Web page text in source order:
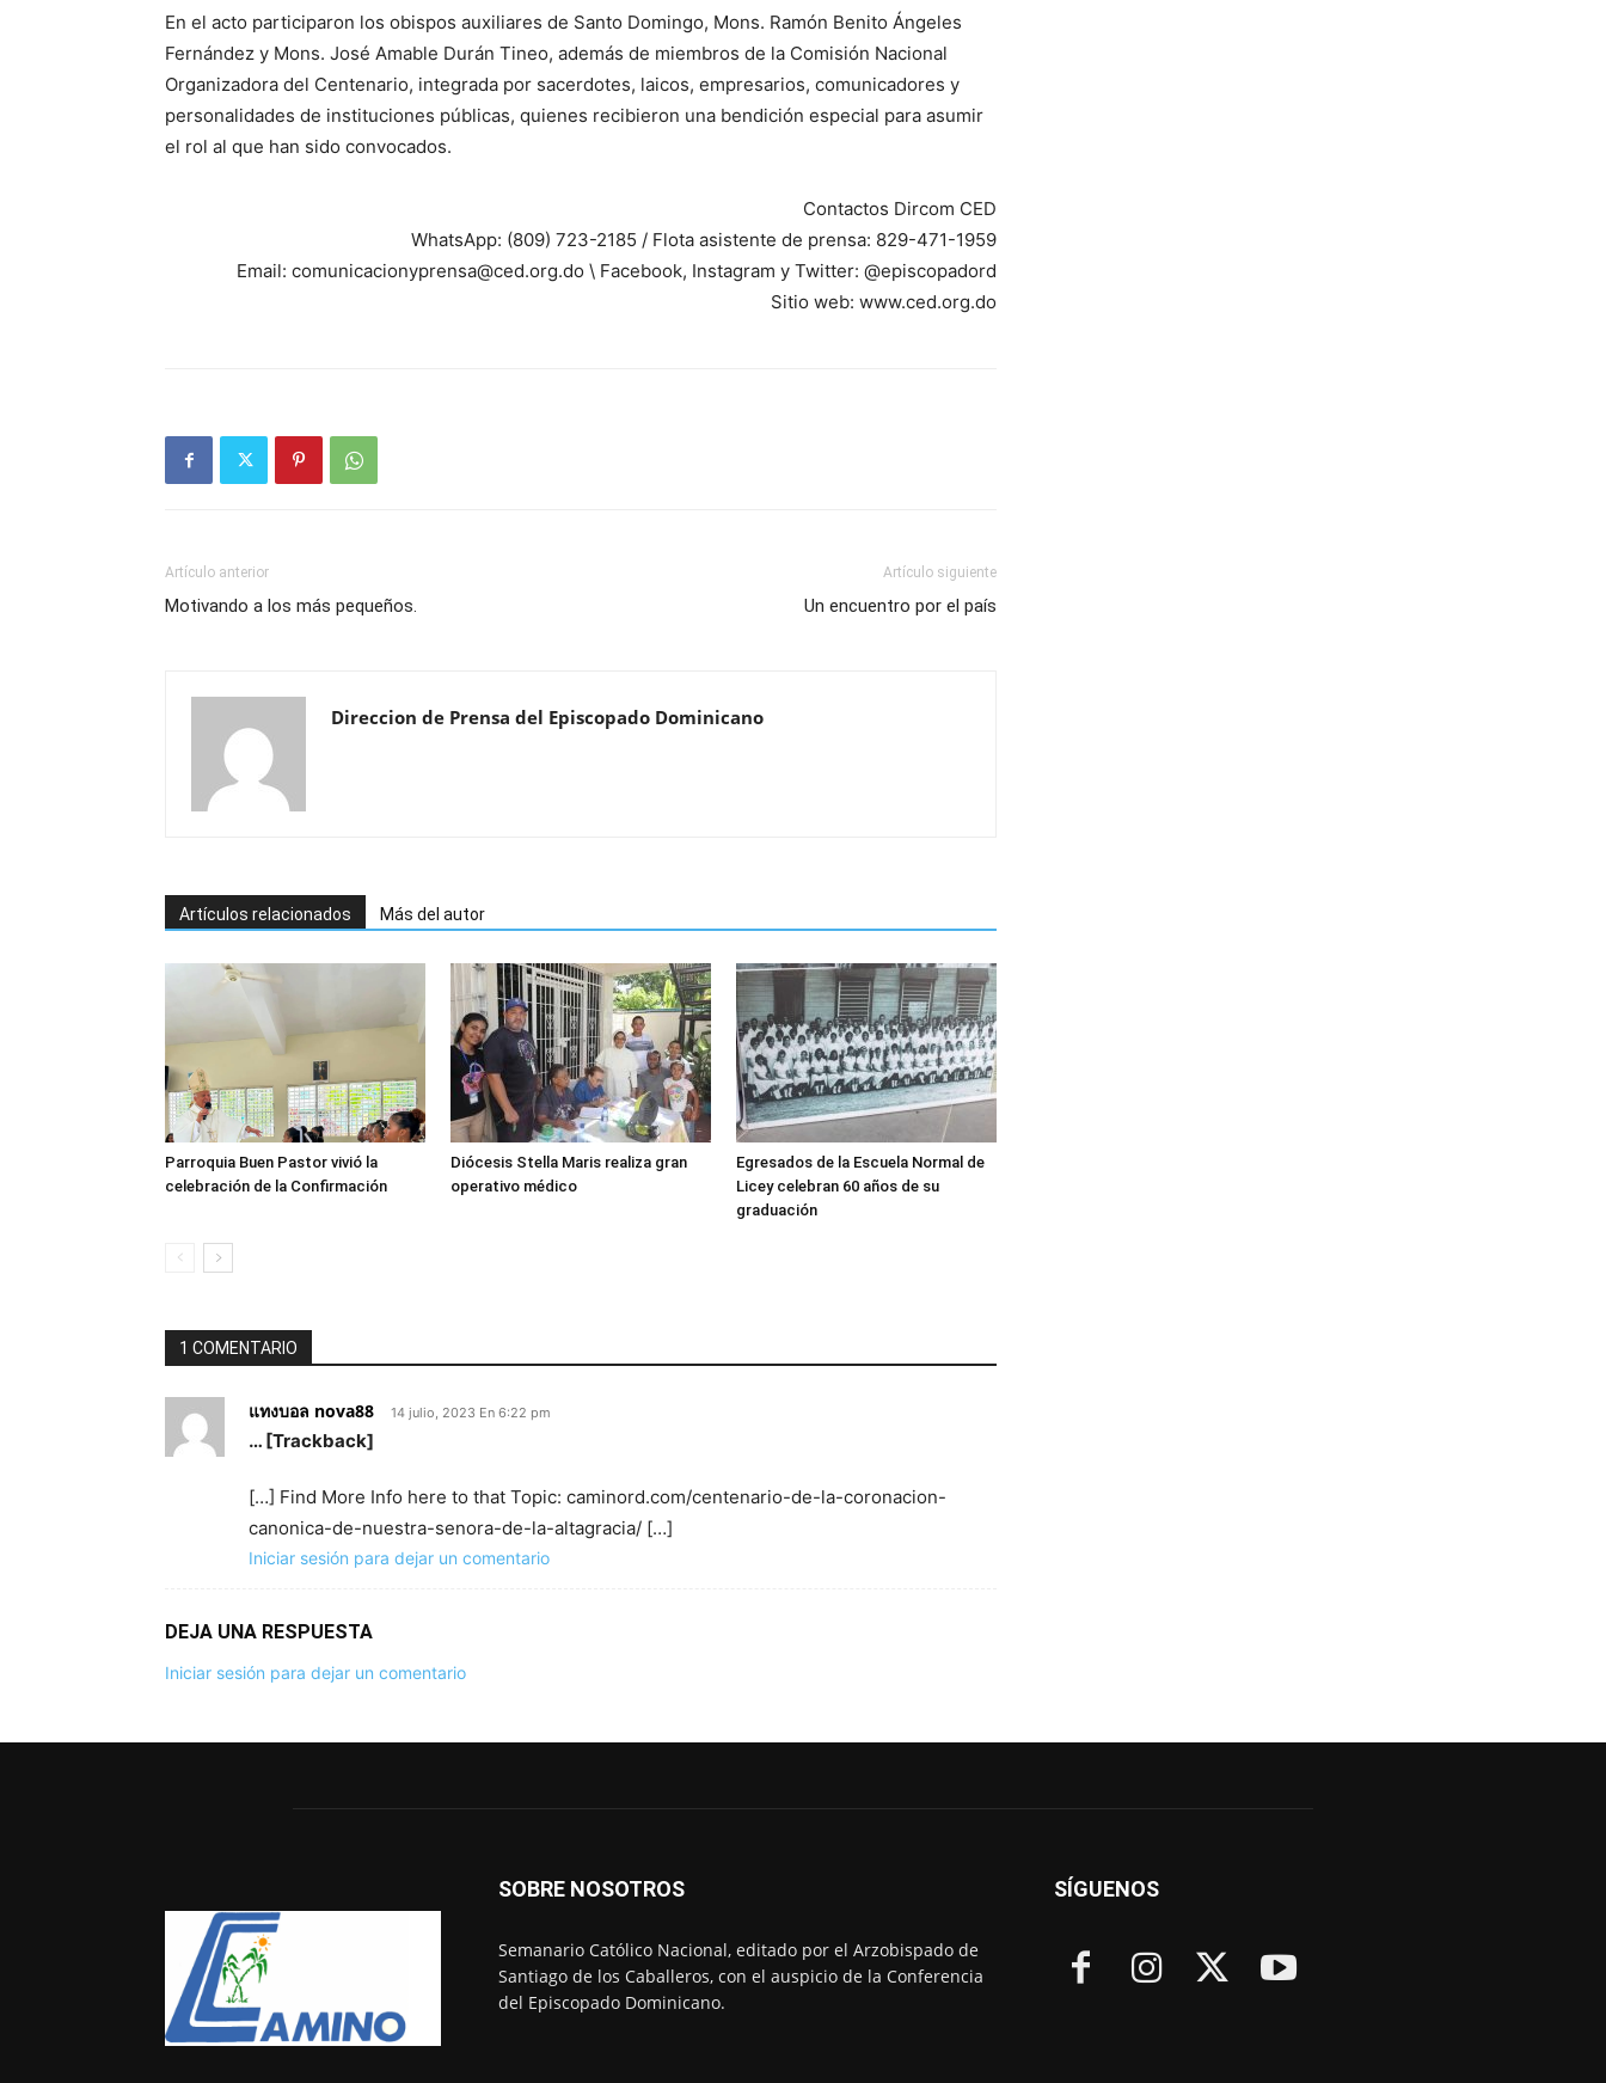
En el acto participaron los obispos auxiliares de Santo Domingo, Mons. Ramón Benito Ángeles
Fernández y Mons. José Amable Durán Tineo, además de miembros de la Comisión Nacional
Organizadora del Centenario, integrada por sacerdotes, laicos, empresarios, comunicadores y
personalidades de instituciones públicas, quienes recibieron una bendición especial para asumir
el rol al que han sido convocados.
Contactos Dircom CED
WhatsApp: (809) 723-2185 / Flota asistente de prensa: 829-471-1959
Email: comunicacionyprensa@ced.org.do \ Facebook, Instagram y Twitter: @episcopadord
Sitio web: www.ced.org.do
Artículo anterior
Motivando a los más pequeños.
Artículo siguiente
Un encuentro por el país
Direccion de Prensa del Episcopado Dominicano
Artículos relacionados Más del autor
Parroquia Buen Pastor vivió la
celebración de la Confirmación
Diócesis Stella Maris realiza gran
operativo médico
Egresados de la Escuela Normal de
Licey celebran 60 años de su
graduación
1 COMENTARIO
แทงบอล nova88 14 julio, 2023 En 6:22 pm
… [Trackback]
[…] Find More Info here to that Topic: caminord.com/centenario-de-la-coronacion-
canonica-de-nuestra-senora-de-la-altagracia/ […]
Iniciar sesión para dejar un comentario
DEJA UNA RESPUESTA
Iniciar sesión para dejar un comentario
SOBRE NOSOTROS
Semanario Católico Nacional, editado por el Arzobispado de
Santiago de los Caballeros, con el auspicio de la Conferencia
del Episcopado Dominicano.
SÍGUENOS